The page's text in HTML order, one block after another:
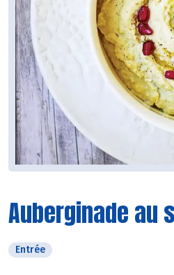
Auberginade au
Entrée